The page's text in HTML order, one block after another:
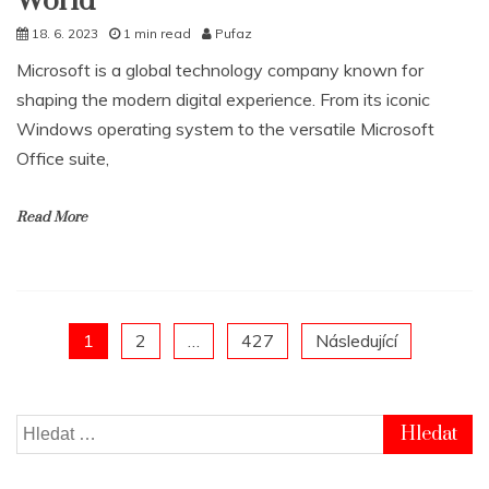
18. 6. 2023 1 min read Pufaz
Microsoft is a global technology company known for
shaping the modern digital experience. From its iconic
Windows operating system to the versatile Microsoft
Office suite,
Read More
Posts
pagination
1 2 427 Následující
Vyhledávání